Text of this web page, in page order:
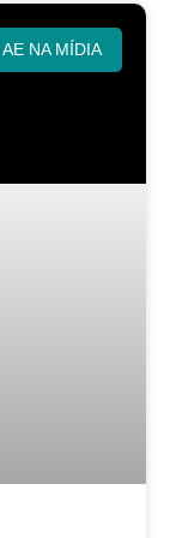
AE NA MÍDIA